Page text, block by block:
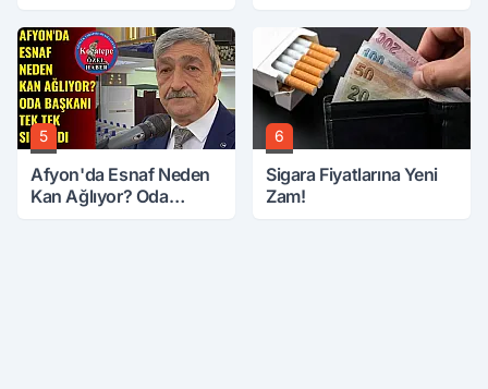
5
Afyon'da Esnaf Neden
Kan Ağlıyor? Oda
6
Sigara Fiyatlarına Yeni
Zam!